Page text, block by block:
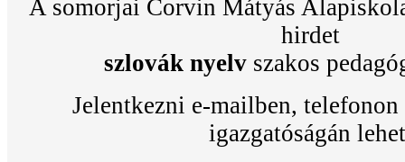
A somorjai Corvin Mátyás
hirdet
szlovák nyelv szakos
Jelentkezni e-mailben,
igazgatóságán